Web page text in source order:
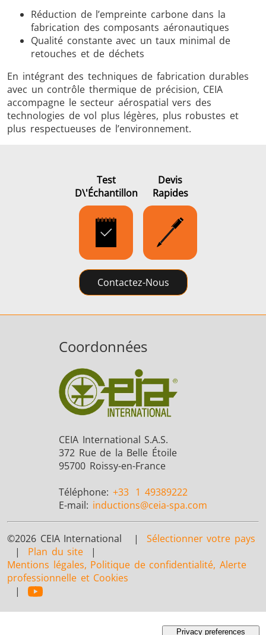
Réduction de l’empreinte carbone dans la
fabrication des composants aéronautiques
Qualité constante avec un taux minimal de
retouches et de déchets
En intégrant des techniques de fabrication durables
avec un contrôle thermique de précision, CEIA
accompagne le secteur aérospatial vers des
technologies de vol plus légères, plus robustes et
plus respectueuses de l’environnement.
Test
D\'échantillon
Devis
Rapides
Contactez-Nous
Coordonnées
CEIA International S.A.S.
372 Rue de la Belle Étoile
95700 Roissy-en-France
Téléphone: +33 1 49389222
E-mail: inductions@ceia-spa.com
©2026 CEIA International | Sélectionner votre pays
| Plan du site |
Mentions légales, Politique de confidentialité, Alerte
professionnelle et Cookies
|